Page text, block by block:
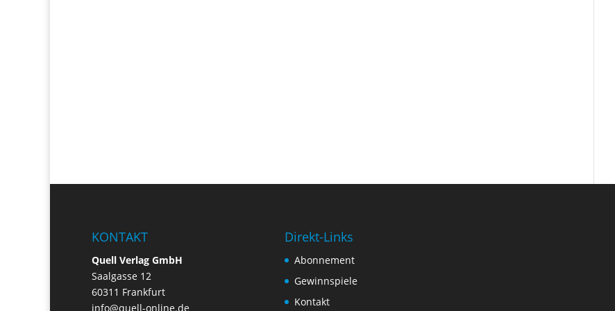
KONTAKT
Quell Verlag GmbH
Saalgasse 12
60311 Frankfurt
info@quell-online.de
Direkt-Links
Abonnement
Gewinnspiele
Kontakt